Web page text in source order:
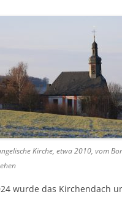
Kirche, etwa 2010, vom
wurde das Kirchendach